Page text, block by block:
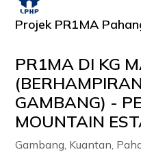
Projek PR1MA
PR1MA DI KG
GAMBANG) -
MOUNTAIN
Gambang, Kuantan,